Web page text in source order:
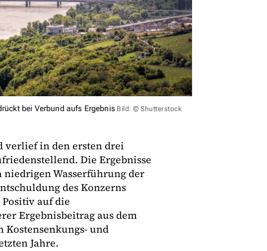
bei Verbund aufs Ergebnis Bild: © Shutterstock
verlief in den ersten drei
Die Ergebnisse
Wasserführung der
des Konzerns
auf die
Ergebnisbeitrag aus dem
Kostensenkungs- und
Jahre.